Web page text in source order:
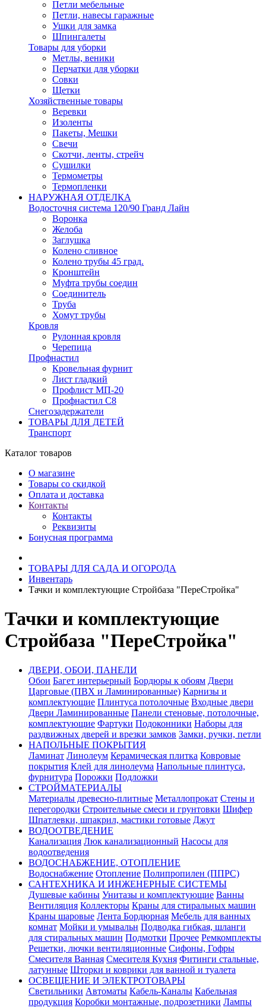
Петли мебельные
Петли, навесы гаражные
Ушки для замка
Шпингалеты
Товары для уборки
Метлы, веники
Перчатки для уборки
Совки
Щетки
Хозяйственные товары
Веревки
Изоленты
Пакеты, Мешки
Свечи
Скотчи, ленты, стрейч
Сушилки
Термометры
Термопленки
НАРУЖНАЯ ОТДЕЛКА
Водосточня система 120/90 Гранд Лайн
Воронка
Желоба
Заглушка
Колено сливное
Колено трубы 45 град.
Кронштейн
Муфта трубы соедин
Соединитель
Труба
Хомут трубы
Кровля
Рулонная кровля
Черепица
Профнастил
Кровельная фурнит
Лист гладкий
Профлист МП-20
Профнастил С8
Снегозадержатели
ТОВАРЫ ДЛЯ ДЕТЕЙ
Транспорт
Каталог товаров
О магазине
Товары со скидкой
Оплата и доставка
Контакты
Контакты
Реквизиты
Бонусная программа
ТОВАРЫ ДЛЯ САДА И ОГОРОДА
Инвентарь
Тачки и комплектующие Стройбаза "ПереСтройка"
Тачки и комплектующие
Стройбаза "ПереСтройка"
ДВЕРИ, ОБОИ, ПАНЕЛИ
Обои Багет интерьерный Бордюры к обоям Двери
Царговые (ПВХ и Ламинированные) Карнизы и
комплектующие Плинтуса потолочные Входные двери
Двери Ламинированные Панели стеновые, потолочные,
комплектующие Фартуки Подоконники Наборы для
раздвижных дверей и врезки замков Замки, ручки, петли
НАПОЛЬНЫЕ ПОКРЫТИЯ
Ламинат Линолеум Керамическая плитка Ковровые
покрытия Клей для линолеума Напольные плинтуса,
фурнитура Порожки Подложки
СТРОЙМАТЕРИАЛЫ
Материалы древесно-плитные Металлопрокат Стены и
перегородки Строительные смеси и грунтовки Шифер
Шпатлевки, шпакрил, мастики готовые Джут
ВОДООТВЕДЕНИЕ
Канализация Люк канализационный Насосы для
водоотведения
ВОДОСНАБЖЕНИЕ, ОТОПЛЕНИЕ
Водоснабжение Отопление Полипропилен (ППРС)
САНТЕХНИКА И ИНЖЕНЕРНЫЕ СИСТЕМЫ
Душевые кабины Унитазы и комплектующие Ванны
Вентиляция Коллекторы Краны для стиральных машин
Краны шаровые Лента Бордюрная Мебель для ванных
комнат Мойки и умывальн Подводка гибкая, шланги
для стиральных машин Подмотки Прочее Ремкомплекты
Решетки, лючки вентиляционные Сифоны, Гофры
Смесителя Ванная Смесителя Кухня Фитинги стальные,
латунные Шторки и коврики для ванной и туалета
ОСВЕЩЕНИЕ И ЭЛЕКТРОТОВАРЫ
Светильники Автоматы Кабель-Каналы Кабельная
продукция Коробки монтажные, подрозетники Лампы